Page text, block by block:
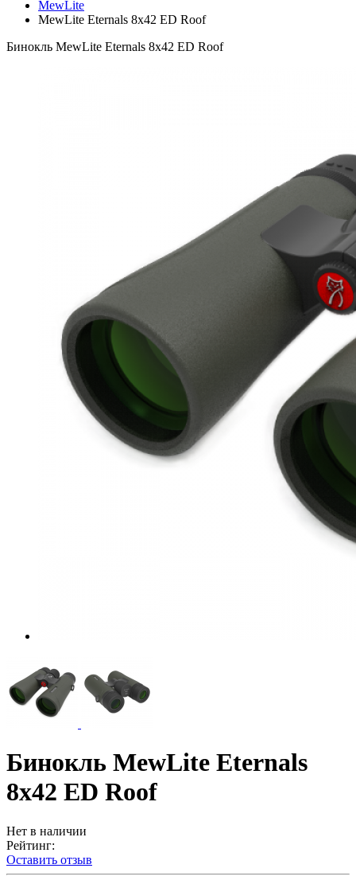
MewLite
MewLite Eternals 8x42 ED Roof
Бинокль MewLite Eternals 8x42 ED Roof
Бинокль MewLite Eternals
8x42 ED Roof
Нет в наличии
Рейтинг:
Оставить отзыв